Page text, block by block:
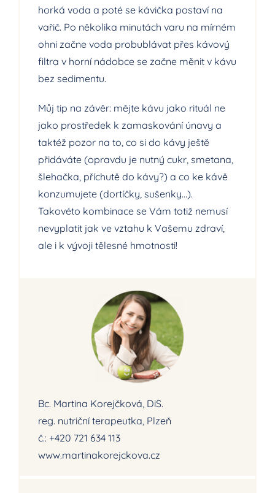
horká voda a poté se kávička postaví na
vařič. Po několika minutách varu na mírném
ohni začne voda probublávat přes kávový
filtra v horní nádobce se začne měnit v kávu
bez sedimentu.
Můj tip na závěr: mějte kávu jako rituál ne
jako prostředek k zamaskování únavy a
taktéž pozor na to, co si do kávy ještě
přidáváte (opravdu je nutný cukr, smetana,
šlehačka, příchutě do kávy?) a co ke kávě
konzumujete (dortíčky, sušenky…).
Takovéto kombinace se Vám totiž nemusí
nevyplatit jak ve vztahu k Vašemu zdraví,
ale i k vývoji tělesné hmotnosti!
Bc. Martina Korejčková, DiS.
reg. nutriční terapeutka, Plzeň
č.: +420 721 634 113
www.martinakorejckova.cz